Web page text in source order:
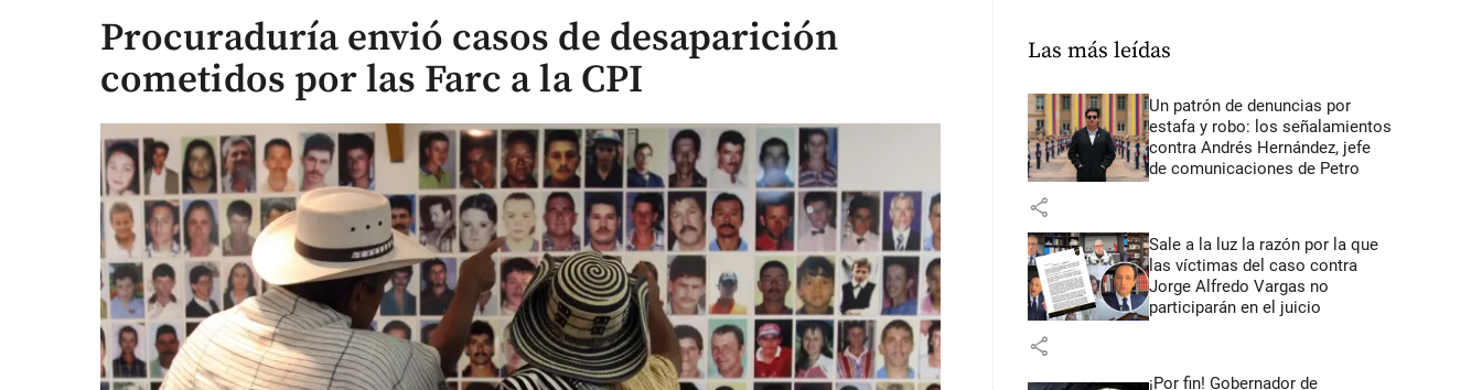
Procuraduría envió casos de desaparición
cometidos por las Farc a la CPI
Las más leídas
Un patrón de denuncias por
estafa y robo: los señalamientos
contra Andrés Hernández, jefe
de comunicaciones de Petro
share
Sale a la luz la razón por la que
las víctimas del caso contra
Jorge Alfredo Vargas no
participarán en el juicio
share
¡Por fin! Gobernador de